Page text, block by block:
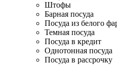
Штофы
Барная посуда
Посуда из белого
Темная посуда
Посуда в кредит
Однотонная посуда
Посуда в рассрочку